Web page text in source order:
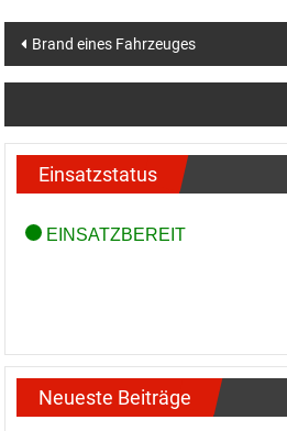
Beitragsnavigation
Brand eines Fahrzeuges
Einsatzstatus
Neueste Beiträge